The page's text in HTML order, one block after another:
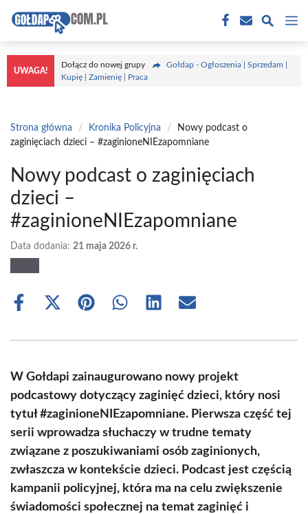
treści
UWAGA!
Dołącz do nowej grupy
Gołdap - Ogłoszenia | Sprzedam |
Kupię | Zamienię | Praca
Strona główna / Kronika Policyjna /
Nowy podcast o
zaginięciach dzieci – #zaginioneNIEzapomniane
Nowy podcast o zaginięciach
dzieci –
#zaginioneNIEzapomniane
Data dodania: 21 maja 2026 r.
Share
Share
(Twitter)
Share Share Share Share
W Gołdapi zainaugurowano nowy projekt
podcastowy dotyczący zaginięć dzieci, który nosi
tytuł #zaginioneNIEzapomniane. Pierwsza część tej
serii wprowadza słuchaczy w trudne tematy
związane z poszukiwaniami osób zaginionych,
zwłaszcza w kontekście dzieci. Podcast jest częścią
kampanii policyjnej, która ma na celu zwiększenie
świadomości społecznej na temat zaginięć i